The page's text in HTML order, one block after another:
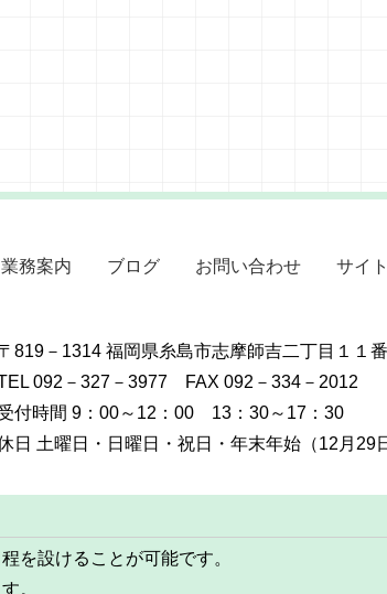
業務案内 ブログ お問い合わせ サイ
819－1314 福岡県糸島市志摩師吉二丁目１１
092－327－3977 FAX 092－334－2012
付時間 9：00～12：00 13：30～17：30
日 土曜日・日曜日・祝日・年末年始（12月29
を設けることが可能です。
。